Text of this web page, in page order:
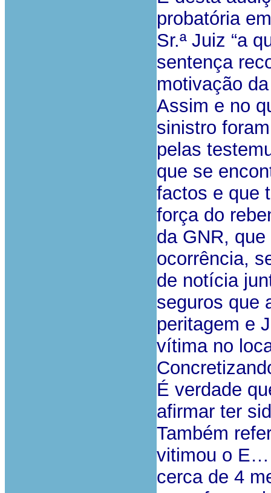
probatória
Sr.ª Juiz “a
sentença
motivação
Assim e no
sinistro
pelas
que se
factos e que
força do
da GNR,
ocorrência,
de notícia
seguros que
peritagem e
vítima no
É verdade
afirmar ter
Também
vitimou o E…
cerca de 4